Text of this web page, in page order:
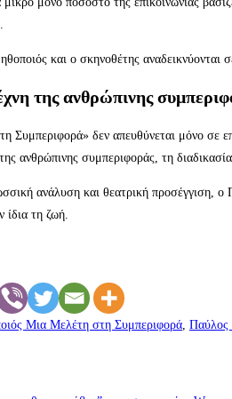
και ο σκηνοθέτης αναδεικνύονται
της ανθρώπινης
δεν απευθύνεται μόνο σε
ανθρώπινης συμπεριφοράς, τη
ανάλυση και θεατρική προσέγγιση, ο
ίδια τη ζωή.
Μια Μελέτη στη Συμπεριφορά Παύλος